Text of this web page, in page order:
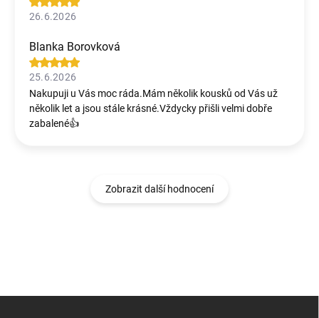
26.6.2026
Blanka Borovková
25.6.2026
Nakupuji u Vás moc ráda.Mám několik kousků od Vás už
několik let a jsou stále krásné.Vždycky přišli velmi dobře
zabalené👍
Zobrazit další hodnocení